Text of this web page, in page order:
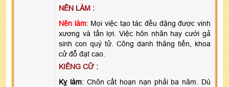
NÊN LÀM :
Nên làm: Mọi việc tạo tác đều đặng được vinh
xương và tấn lợi. Việc hôn nhân hay cưới gả
sinh con quý tử. Công danh thăng tiến, khoa
cử đỗ đạt cao.
KIÊNG CỮ :
Kỵ làm: Chôn cất hoạn nạn phải ba năm. Dù